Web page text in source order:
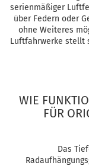
serienmäßiger
über Federn oder
ohne Weiteres
Luftfahrwerke stellt
WIE
FÜR
Das